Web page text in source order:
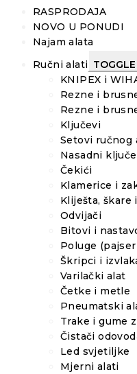
RASPRODAJA
NOVO U PONUDI
Najam alata
Ručni alati
KNIPEX i
Rezne i
Rezne i
Ključevi
Setovi ručnog
Nasadni
Čekići
Klamerice i
Kliješta, škare
Odvijači
Bitovi i
Poluge
Škripci i
Varilački alat
Četke i metle
Pneumatski
Trake i gume
Čistači
Led svjetiljke
Mjerni alati